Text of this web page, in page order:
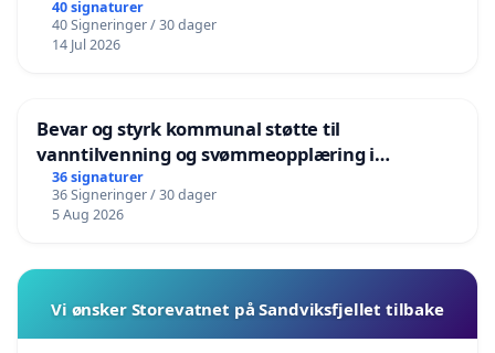
40 signaturer
40 Signeringer / 30 dager
14 Jul 2026
Bevar og styrk kommunal støtte til
vanntilvenning og svømmeopplæring i
barnehagene i Haugesund
36 signaturer
36 Signeringer / 30 dager
5 Aug 2026
Vi ønsker Storevatnet på Sandviksfjellet tilbake